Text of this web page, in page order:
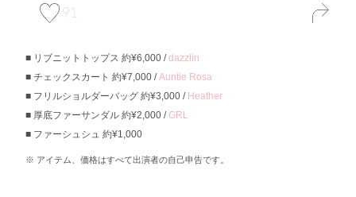
91
リブニットトップス 約¥6,000 /dazzlin
チェックスカート 約¥7,000 /Auntie Rosa
フリルショルダーバッグ 約¥3,000 / Heather
厚底ファーサンダル 約¥2,000 /GRL
ファーシュシュ 約¥1,000
アイテム、価格はすべて出演者の自己申告です。